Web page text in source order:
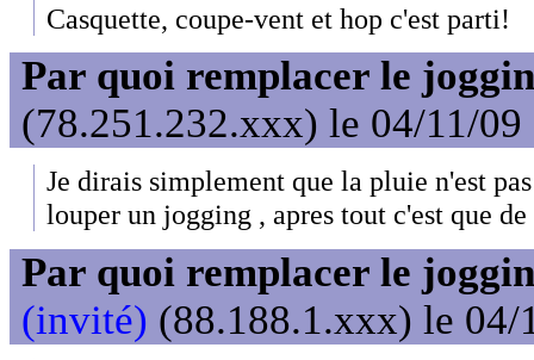
Casquette, coupe-vent et hop c'est parti!
Par quoi remplacer le
(78.251.232.xxx) le 04/11/09
Je dirais simplement que la pluie n'est
louper un jogging , apres tout c'est que de
Par quoi remplacer le
(invité) (88.188.1.xxx) le 04/